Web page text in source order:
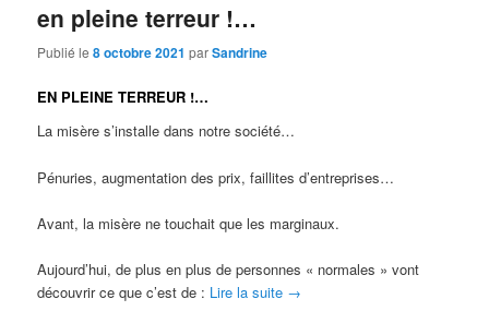
en pleine terreur !…
Publié le8 octobre 2021 parSandrine
EN PLEINE TERREUR !…
La misère s’installe dans notre société…
Pénuries, augmentation des prix, faillites d’entreprises…
Avant, la misère ne touchait que les marginaux.
Aujourd’hui, de plus en plus de personnes « normales » vont
découvrir ce que c’est de : Lire la suite →